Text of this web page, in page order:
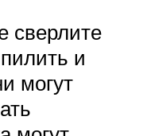
сверлите
и
могут